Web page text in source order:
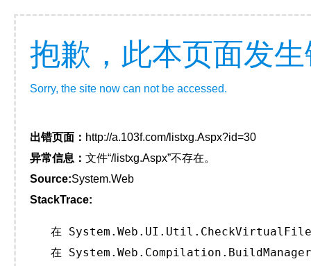
抱歉，此本页面发
Sorry, the site now can not be accessed.
出错页面： http://a.103f.com/listxg.Aspx?id=30
异常信息： 文件“/listxg.Aspx”不存在。
Source:System.Web
StackTrace:
在
在